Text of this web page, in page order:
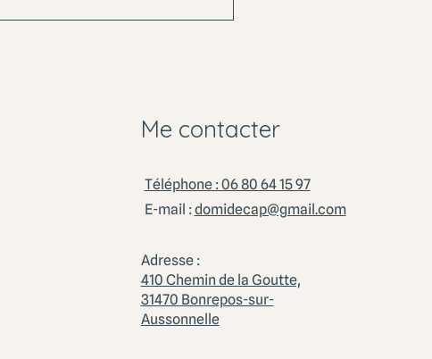
Me contacter
Téléphone : 06 80 64 15 97
E-mail : domidecap@gmail.com
Adresse :
410 Chemin de la Goutte,
31470 Bonrepos-sur-
Aussonnelle